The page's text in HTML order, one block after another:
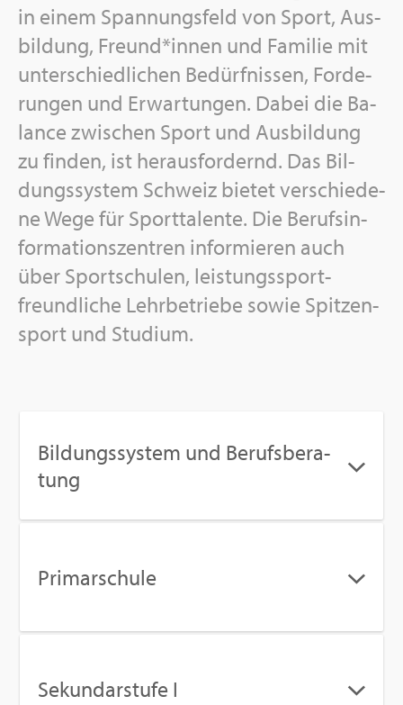
in einem Span­nungs­feld von Sport, Aus­
bil­dung, Freund*innen und Fa­mi­lie mit
un­ter­schied­li­chen Be­dürf­nis­sen, For­de­
run­gen und Er­war­tun­gen. Dabei die Ba­
lan­ce zwi­schen Sport und Aus­bil­dung
zu fin­den, ist her­aus­for­dernd. Das Bil­
dungs­sys­tem Schweiz bie­tet ver­schie­de­
ne Wege für Sport­ta­len­te. Die Be­rufs­in­
for­ma­ti­ons­zen­tren in­for­mie­ren auch
über Sport­schu­len, leis­tungs­sport­
freund­li­che Lehr­be­trie­be sowie Spit­zen­
sport und Stu­di­um.
Bil­dungs­sys­tem und Be­rufs­be­ra­
tung
Pri­mar­schu­le
Se­kun­dar­stu­fe I